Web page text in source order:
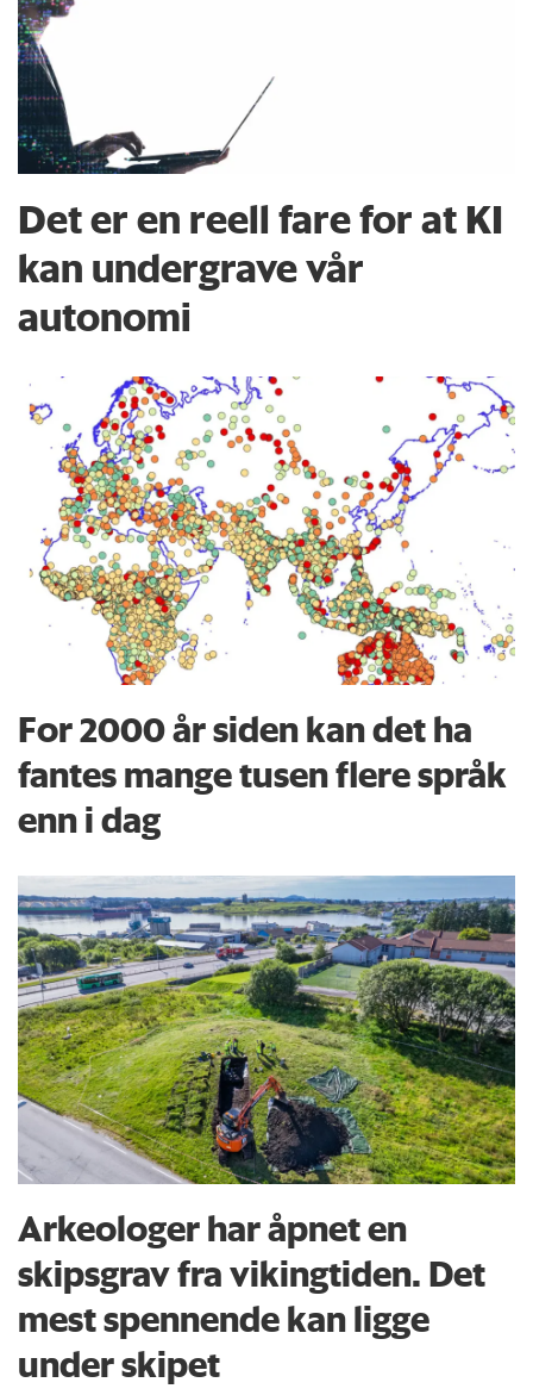
Det er en reell fare for at KI
kan undergrave vår
autonomi
For 2000 år siden kan det ha
fantes mange tusen flere språk
enn i dag
Arkeologer har åpnet en
skipsgrav fra vikingtiden. Det
mest spennende kan ligge
under skipet